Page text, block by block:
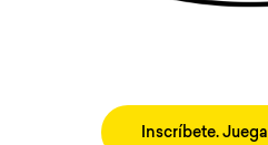
Inscríbete.